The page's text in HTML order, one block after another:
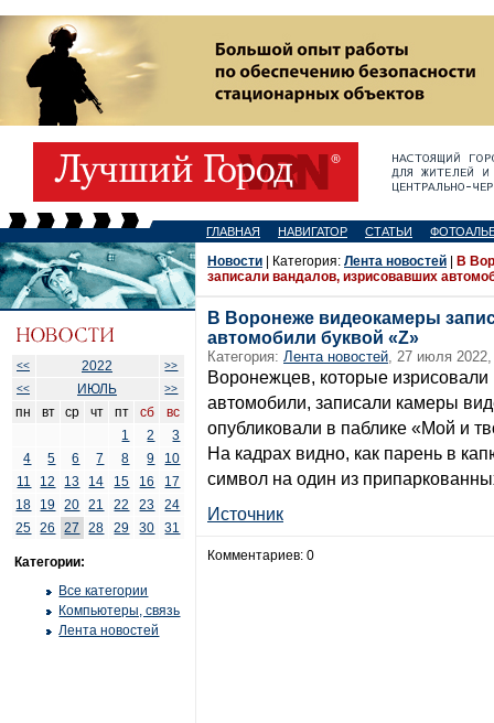
ГЛАВНАЯ НАВИГАТОР СТАТЬИ
<< 2022
>>
<<
ИЮЛЬ >>
пн вт ср чт пт сб
вс
1
2
3
4
5 6 7 8 9
10
11
12 13 14 15 16
17
18
19 20 21 22 23
24
25
26 27 28 29 30 31
Категории:
Все категории
Компьютеры, связь
Лента новостей
Новости | Категория: Лента новостей
В
записали вандалов, изрисовавших
В Воронеже видеокамеры
автомобили буквой «Z»
Категория: Лента новостей, 27 июля
Воронежцев, которые изрисовали
автомобили, записали камеры
опубликовали в паблике «Мой и
На кадрах видно, как парень в
символ на один из
Источник
Комментариев: 0